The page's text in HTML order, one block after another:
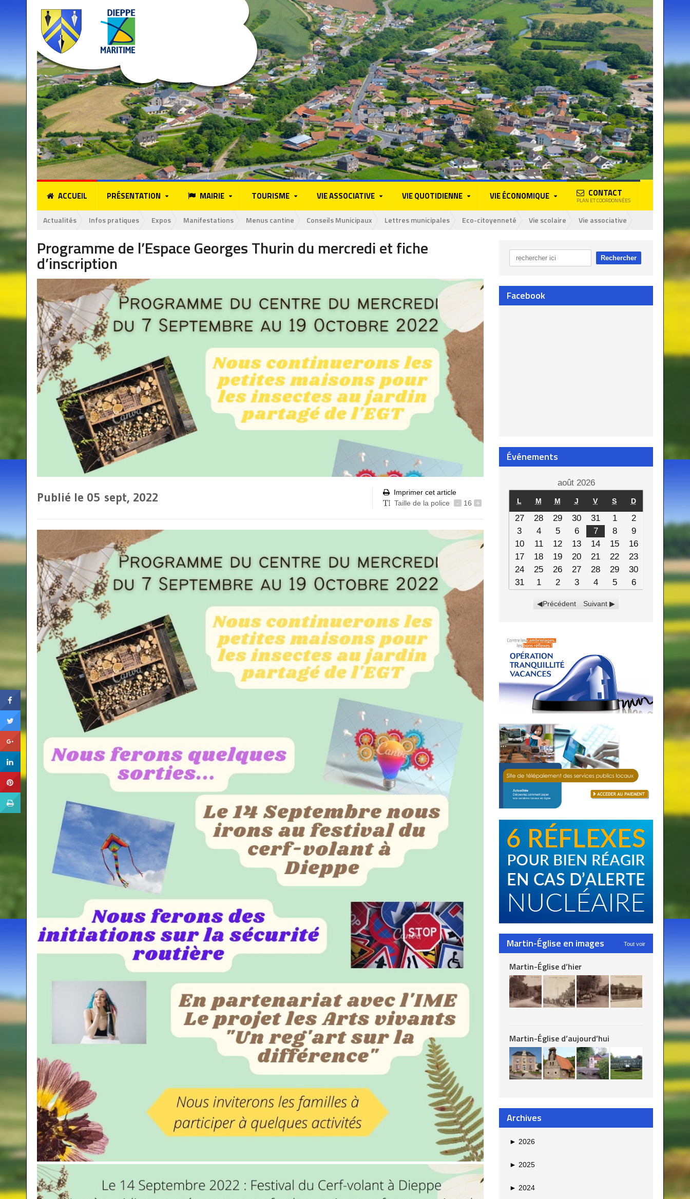
ACCUEIL PRÉSENTATION MAIRIE TOURISME VIE ASSOCIATIVE VIE QUOTIDIENNE VIE ÉCONOMIQUE CONTACT
PLAN ET COORDONNÉES
Actualités Infos pratiques Expos Manifestations Menus cantine Conseils Municipaux Lettres municipales Eco-citoyenneté Vie scolaire Vie associative
Programme de l’Espace Georges Thurin du mercredi et fiche
d’inscription
Publié le 05 sept, 2022
Imprimer cet article
Taille de la police
- 16 +
Facebook
Événements
août 2026
L M M J V S D
27 28 29 30 31 1
2
3
4 5 6 7 8
9
10
11 12 13 14 15
16
17
18 19 20 21 22
23
24
25 26 27 28 29
30
31
1 2 3 4 5 6
Précédent Suivant
Martin-Église en images Tout voir
Martin-Église d’hier
Martin-Église d’aujourd’hui
Archives
► 2026
► 2025
► 2024